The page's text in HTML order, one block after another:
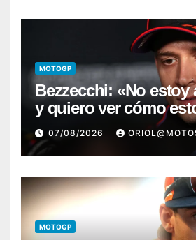
MOTOGP
Bezzecchi: «No estoy
y quiero ver cómo
moto; desde Aragón
guerra»
07/08/2026
MOTOGP